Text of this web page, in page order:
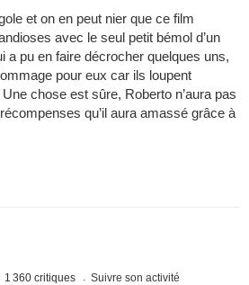
et on en peut nier que ce film
avec le seul petit bémol d’un
a pu en faire décrocher quelques uns,
pour eux car ils loupent
chose est sûre, Roberto n’aura pas
qu’il aura amassé grâce à
1 360 critiques Suivre son activité